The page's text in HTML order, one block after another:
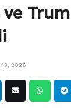
ve
13, 2026